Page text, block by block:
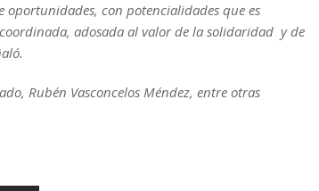
oportunidades, con potencialidades que es
adosada al valor de la solidaridad y de
Rubén Vasconcelos Méndez, entre otras